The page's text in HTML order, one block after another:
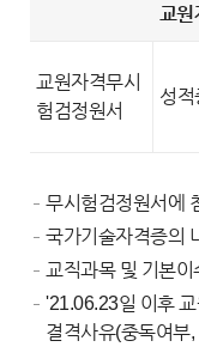
교
교원자격무시
험검정원서
성적
무시험검정원서에
국가기술자격증의
교직과목 및 기본
'21.06.23일 이후
결격사유(중독여부